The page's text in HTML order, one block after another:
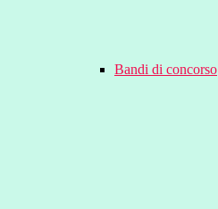
Bandi di concorso